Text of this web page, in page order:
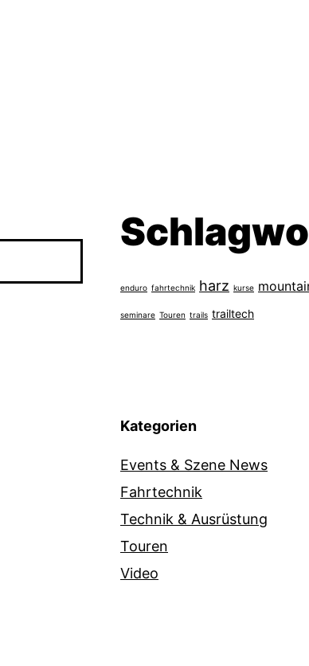
enduro fahrtechnik harz kurse
seminare Touren trails trailtech
Kategorien
Events & Szene News
Fahrtechnik
Technik & Ausrüstung
Touren
Video